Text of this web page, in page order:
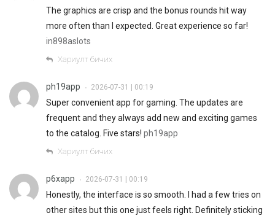
The graphics are crisp and the bonus rounds hit way
more often than I expected. Great experience so far!
in898aslots
Хариулт бичих
ph19app • 2026-07-31 | 00:19
Super convenient app for gaming. The updates are
frequent and they always add new and exciting games
to the catalog. Five stars! ph19app
Хариулт бичих
p6xapp • 2026-07-31 | 00:19
Honestly, the interface is so smooth. I had a few tries on
other sites but this one just feels right. Definitely sticking